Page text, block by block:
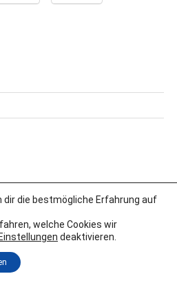
WordPress
dir die bestmögliche Erfahrung auf
welche Cookies wir
Einstellungen deaktivieren.